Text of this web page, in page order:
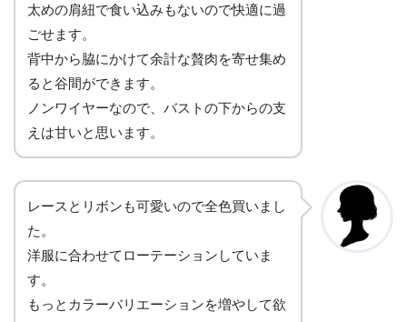
太めの肩紐で食い込みもないので快適に過
ごせます。
背中から脇にかけて余計な贅肉を寄せ集め
ると谷間ができます。
ノンワイヤーなので、バストの下からの支
えは甘いと思います。
レースとリボンも可愛いので全色買いまし
た。
洋服に合わせてローテーションしていま
す。
もっとカラーバリエーションを増やして欲